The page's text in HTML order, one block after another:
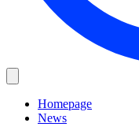
Homepage
News